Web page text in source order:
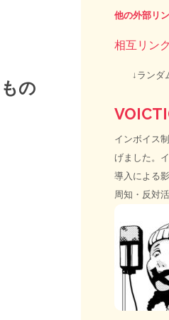
の
他の外部リ
相互リン
↓ランダ
インボイス
げました。
導入による
周知・反対